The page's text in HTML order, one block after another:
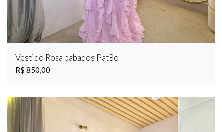
Vestido Rosa babados PatBo
R$ 850,00